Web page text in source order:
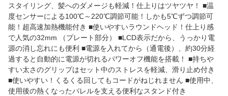
スタイリング、髪へのダメージも軽減！仕上りはツヤツヤ！ ■温
度センサーによる100℃～220℃調節可能！しかも5℃ずつ調節可
能！超高速加熱機能付き ■使いやすいラウンドヘッド！仕上り感
で人気の32mm （プレート部分） ■LCD表示だから、うっかり電
源の消し忘れにも便利 ■電源を入れてから（通電後）、約30分経
過すると自動的に電源が切れるパワーオフ機能を搭載！ ■持ちや
すい太さのグリップはセット中のストレスを軽減、滑り止め付き
■使いやすい！くるくる回してもコードがねじれません ■使用中、
使用後の熱くなったバレルを支える便利なスタンド付き